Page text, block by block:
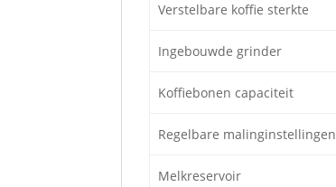
Verstelbare koffie sterkte
Ingebouwde grinder
Koffiebonen capaciteit
Regelbare malinginstellingen
Melkreservoir